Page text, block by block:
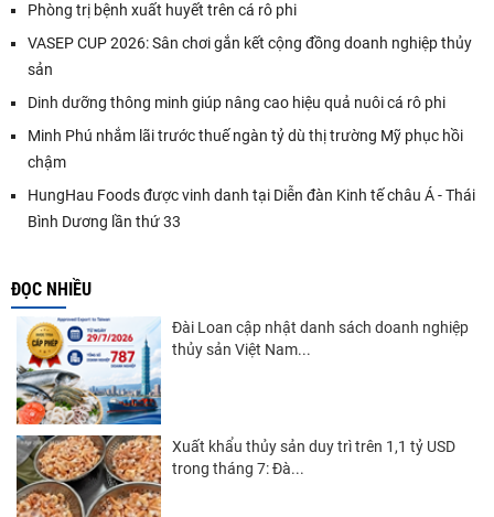
Phòng trị bệnh xuất huyết trên cá rô phi
VASEP CUP 2026: Sân chơi gắn kết cộng đồng doanh nghiệp thủy
sản
Dinh dưỡng thông minh giúp nâng cao hiệu quả nuôi cá rô phi
Minh Phú nhắm lãi trước thuế ngàn tỷ dù thị trường Mỹ phục hồi
chậm
HungHau Foods được vinh danh tại Diễn đàn Kinh tế châu Á - Thái
Bình Dương lần thứ 33
ĐỌC NHIỀU
Đài Loan cập nhật danh sách doanh nghiệp
thủy sản Việt Nam...
Xuất khẩu thủy sản duy trì trên 1,1 tỷ USD
trong tháng 7: Đà...